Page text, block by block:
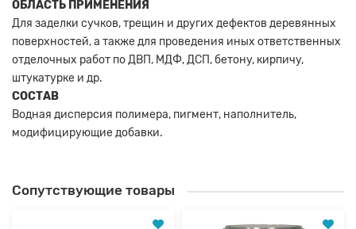
ОБЛАСТЬ ПРИМЕНЕНИЯ
Для заделки сучков, трещин и других дефектов деревянных
поверхностей, а также для проведения иных ответственных
отделочных работ по ДВП, МДФ, ДСП, бетону, кирпичу,
штукатурке и др.
СОСТАВ
Водная дисперсия полимера, пигмент, наполнитель,
модифицирующие добавки.
Сопутствующие товары